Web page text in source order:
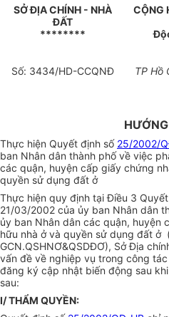
SỞ ĐỊA CHÍNH - NHÀ
ĐẤT
********
CỘNG
Số: 3434/HD-CCQNĐ
TP Hồ
Thực hiện Quyết định số 25/2002/
ban Nhân dân thành phố về việc
các quận, huyện cấp giấy chứng
quyền sử dụng đất ở
Thực hiện quy định tại Điều 3
21/03/2002 của ủy ban Nhân dân
ủy ban Nhân dân các quận, huyện
hữu nhà ở và quyền sử dụng đất ở
GCN.QSHNƠ&QSDĐƠ), Sở Địa
vấn đề về nghiệp vụ trong công
đăng ký cập nhật biến động sau
sau:
I/ THẨM QUYỀN: